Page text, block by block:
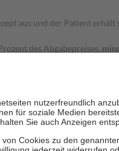
aus und der Patient
des Abgabepreises,
stärken und die
Ausnahme der Fahrkosten
getragen werden